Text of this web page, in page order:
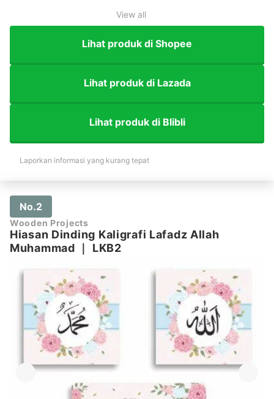
View all
Lihat produk di Shopee
Lihat produk di Lazada
Lihat produk di Blibli
Laporkan informasi yang kurang tepat
No.2
Wooden Projects
Hiasan Dinding Kaligrafi Lafadz Allah
Muhammad ｜ LKB2